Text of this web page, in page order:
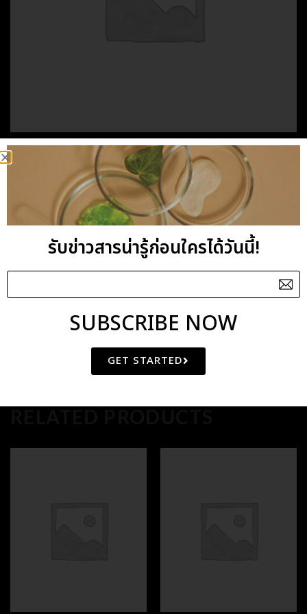
HOME / 100 PURE ESSENTIAL OIL / G-H-I
GERANIUM
ESSENTIAL OIL
Category:G-H-I
รับข่าวสารน่ารู้ก่อนใครได้วันนี้!
SUBSCRIBE NOW
GET STARTED